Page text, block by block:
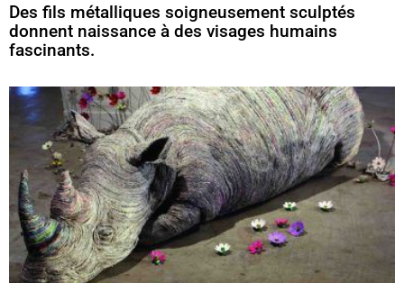
Des fils métalliques soigneusement sculptés
donnent naissance à des visages humains
fascinants.